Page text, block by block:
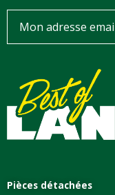
Pièces détachées